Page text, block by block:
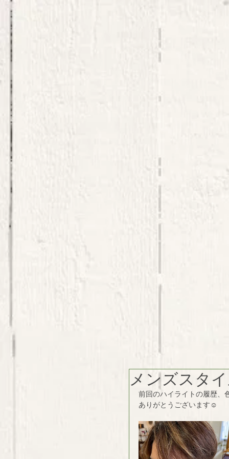
メンズスタ
前回のハイライトの履歴、
ありがとうございます☺︎